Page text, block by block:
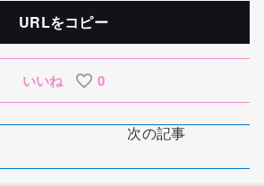
URLをコピー
いいね 0
次の記事